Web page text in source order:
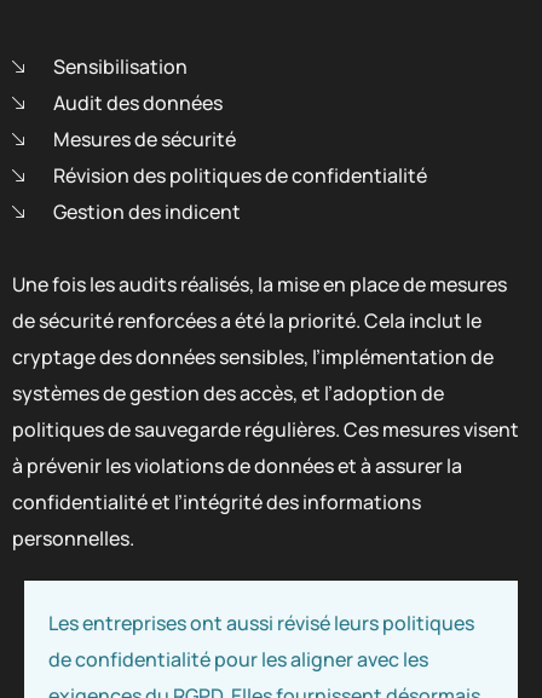
Sensibilisation
Audit des données
Mesures de sécurité
Révision des politiques de confidentialité
Gestion des indicent
Une fois les audits réalisés, la mise en place de mesures
de sécurité renforcées a été la priorité. Cela inclut le
cryptage des données sensibles, l’implémentation de
systèmes de gestion des accès, et l’adoption de
politiques de sauvegarde régulières. Ces mesures visent
à prévenir les violations de données et à assurer la
confidentialité et l’intégrité des informations
personnelles.
Les entreprises ont aussi révisé leurs politiques
de confidentialité pour les aligner avec les